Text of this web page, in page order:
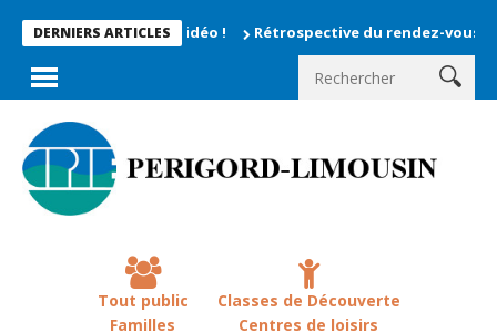
DERNIERS ARTICLES Rétrospective du rendez-vous la chevêche
Tout public
Familles
Classes de Découverte
Centres de loisirs